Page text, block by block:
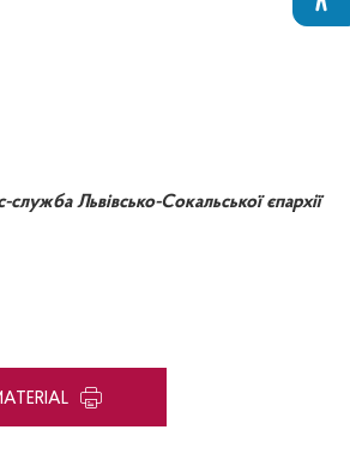
служба Львівсько-Сокальської єпархії